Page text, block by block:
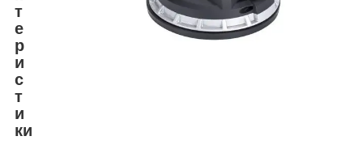
т
е
р
и
с
т
и
ки